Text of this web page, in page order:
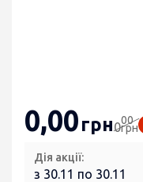
0,00грн000
грн
Дія акції:
з 30.11 по 30.11